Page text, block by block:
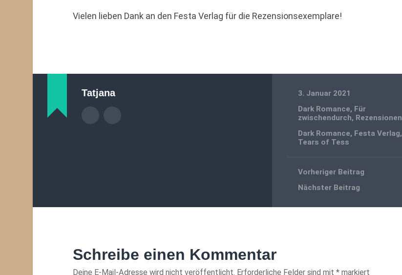
Vielen lieben Dank an den Festa Verlag für die Rezensionsexemplare!
Tatjana
3. Januar 2021
Dark Romance, Für
zwischendurch, Rezensionen
Dark Romance, Festa Verlag,
Tears of Tess
Vorheriger Beitrag
Nächster Beitrag
Schreibe einen Kommentar
Deine E-Mail-Adresse wird nicht veröffentlicht. Erforderliche Felder sind mit *markiert